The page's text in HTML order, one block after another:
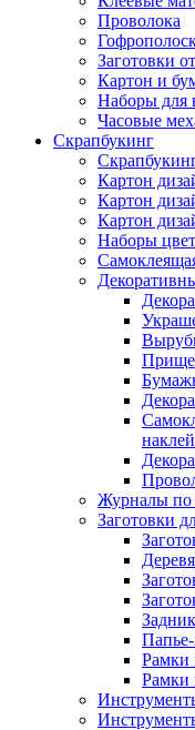
Проволока
Заготовки
Картон и
Наборы для
Часовые
Скрапбукинг
Картон
Картон
Картон
Наборы
Журналы по
Заготовки
Рамки
Рамки